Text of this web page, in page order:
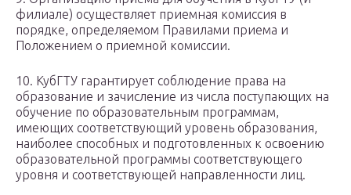
филиале) осуществляет приемная комиссия в
порядке, определяемом Правилами приема и
Положением о приемной комиссии.
10. КубГТУ гарантирует соблюдение права на
образование и зачисление из числа поступающих на
обучение по образовательным программам,
имеющих соответствующий уровень образования,
наиболее способных и подготовленных к освоению
образовательной программы соответствующего
уровня и соответствующей направленности лиц.